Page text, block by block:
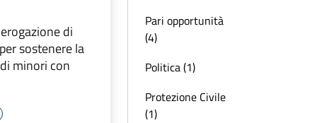
di
sostenere la
minori con
Pari opportunità
(4)
Politica (1)
Protezione Civile
(1)